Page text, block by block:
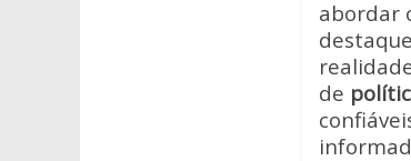
p
abordar
de